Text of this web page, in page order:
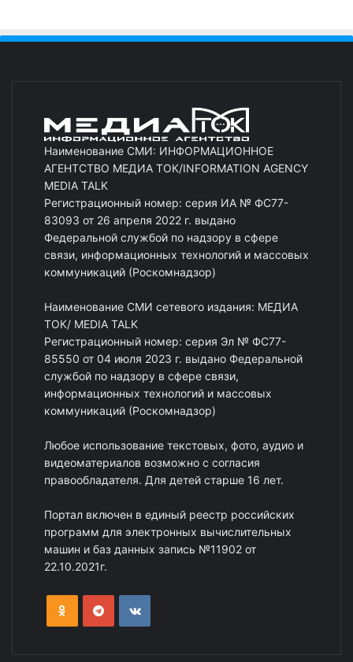
Наименование СМИ: ИНФОРМАЦИОННОЕ
АГЕНТСТВО МЕДИА ТОК/INFORMATION AGENCY
MEDIA TALK
Регистрационный номер: серия ИА № ФС77-
83093 от 26 апреля 2022 г. выдано
Федеральной службой по надзору в сфере
связи, информационных технологий и массовых
коммуникаций (Роскомнадзор)
Наименование СМИ сетевого издания: МЕДИА
ТОК/ MEDIA TALK
Регистрационный номер: серия Эл № ФС77-
85550 от 04 июля 2023 г. выдано Федеральной
службой по надзору в сфере связи,
информационных технологий и массовых
коммуникаций (Роскомнадзор)
Любое использование текстовых, фото, аудио и
видеоматериалов возможно с согласия
правообладателя. Для детей старше 16 лет.
Портал включен в единый реестр российских
программ для электронных вычислительных
машин и баз данных запись №11902 от
22.10.2021г.